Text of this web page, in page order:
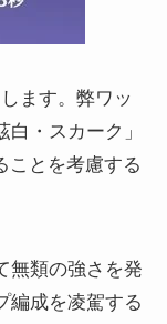
ます。弊ワッ
・スカーク」
ことを考慮する
無類の強さを発
編成を凌駕する